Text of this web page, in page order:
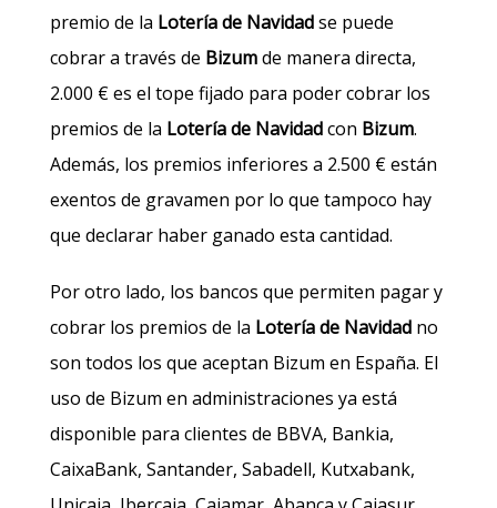
premio de la Lotería de Navidadse puede
cobrar a través de Bizumde manera directa,
2.000 € es el tope fijado para poder cobrar los
premios de la Lotería de Navidadcon Bizum.
Además, los premios inferiores a 2.500 € están
exentos de gravamen por lo que tampoco hay
que declarar haber ganado esta cantidad.
Por otro lado, los bancos que permiten pagar y
cobrar los premios de la Lotería de Navidadno
son todos los que aceptan Bizum en España. El
uso de Bizum en administraciones ya está
disponible para clientes de BBVA, Bankia,
CaixaBank, Santander, Sabadell, Kutxabank,